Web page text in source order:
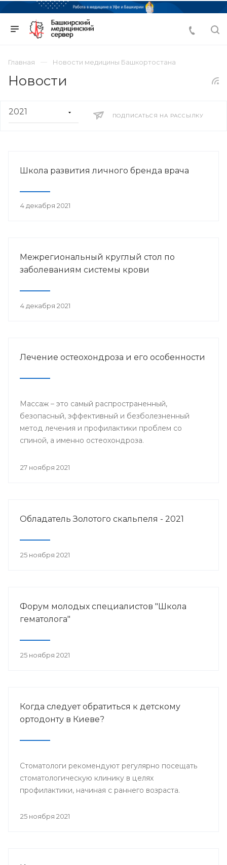
Главная Новости медицины Башкортостана
Новости
ПОДПИСАТЬСЯ НА РАССЫЛКУ
Школа развития личного бренда врача
4 декабря 2021
Межрегиональный круглый стол по
заболеваниям системы крови
4 декабря 2021
Лечение остеохондроза и его особенности
Массаж – это самый распространенный,
безопасный, эффективный и безболезненный
метод лечения и профилактики проблем со
спиной, а именно остеохондроза.
27 ноября 2021
Обладатель Золотого скальпеля - 2021
25 ноября 2021
Форум молодых специалистов "Школа
гематолога"
25 ноября 2021
Когда следует обратиться к детскому
ортодонту в Киеве?
Стоматологи рекомендуют регулярно посещать
стоматологическую клинику в целях
профилактики, начиная с раннего возраста.
25 ноября 2021